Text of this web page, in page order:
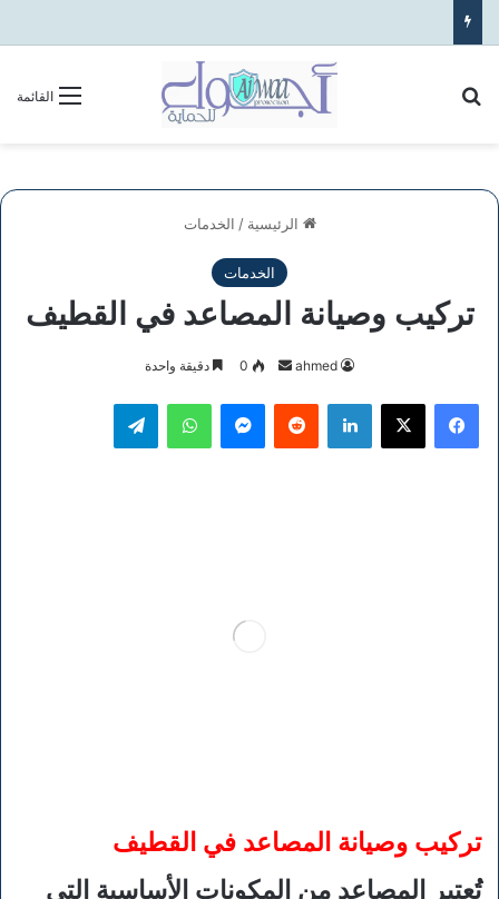
القائمة
الرئيسية / الخدمات
الخدمات
تركيب وصيانة المصاعد في القطيف
ahmed
أرسل
إلكترونيا
0 دقيقة واحدة
فيسبوك ‫X لينكدإن ماسنجر واتساب تيلقرام
تركيب وصيانة المصاعد في القطيف
تُعتبر المصاعد من المكونات الأساسية التي